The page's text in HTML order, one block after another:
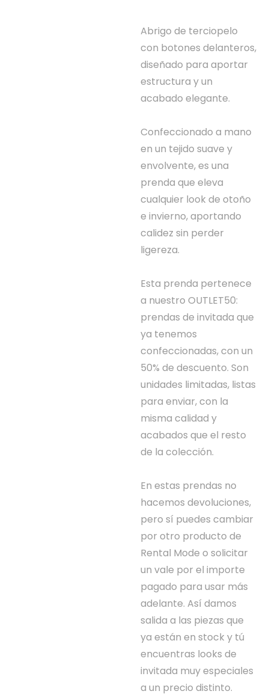
Abrigo de terciopelo
con botones delanteros,
diseñado para aportar
estructura y un
acabado elegante.
Confeccionado a mano
en un tejido suave y
envolvente, es una
prenda que eleva
cualquier look de otoño
e invierno, aportando
calidez sin perder
ligereza.
Esta prenda pertenece
a nuestro OUTLET50:
prendas de invitada que
ya tenemos
confeccionadas, con un
50% de descuento. Son
unidades limitadas, listas
para enviar, con la
misma calidad y
acabados que el resto
de la colección.
En estas prendas no
hacemos devoluciones,
pero sí puedes cambiar
por otro producto de
Rental Mode o solicitar
un vale por el importe
pagado para usar más
adelante. Así damos
salida a las piezas que
ya están en stock y tú
encuentras looks de
invitada muy especiales
a un precio distinto.